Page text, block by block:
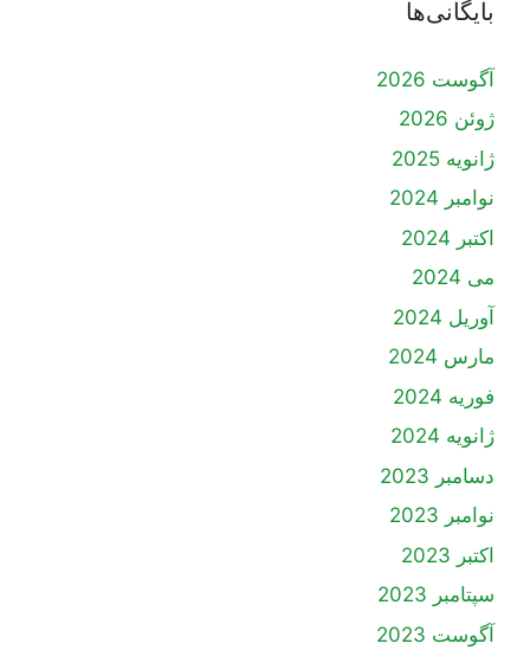
بایگانی‌ها
آگوست 2026
ژوئن 2026
ژانویه 2025
نوامبر 2024
اکتبر 2024
می 2024
آوریل 2024
مارس 2024
فوریه 2024
ژانویه 2024
دسامبر 2023
نوامبر 2023
اکتبر 2023
سپتامبر 2023
آگوست 2023